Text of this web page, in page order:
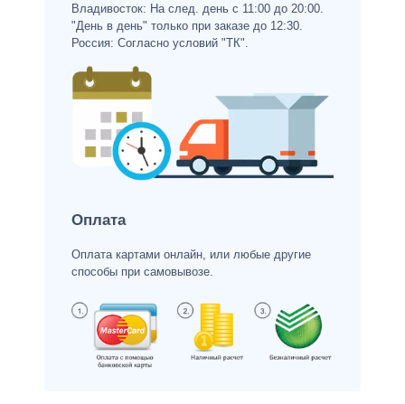
Владивосток: На след. день с 11:00 до 20:00.
"День в день" только при заказе до 12:30.
Россия: Согласно условий "ТК".
Оплата
Оплата картами онлайн, или любые другие
способы при самовывозе.